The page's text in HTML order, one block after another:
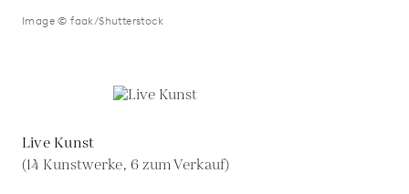
Image © faak/Shutterstock
Live Kunst
(14 Kunstwerke, 6 zum Verkauf)